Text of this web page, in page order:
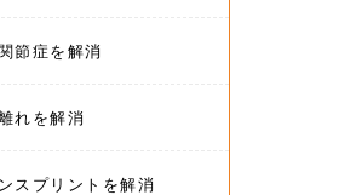
節症を解消
れを解消
スプリントを解消